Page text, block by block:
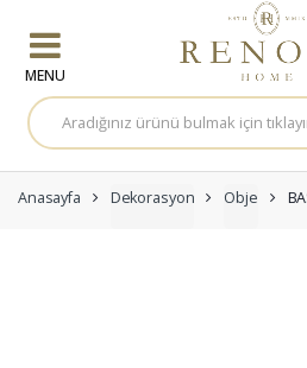
A
r
a
a
:
Anasayfa Dekorasyon Obje